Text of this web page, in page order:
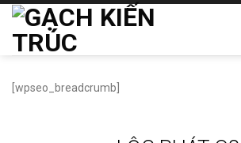
Chuyển
dung
[wpseo_breadcrumb]